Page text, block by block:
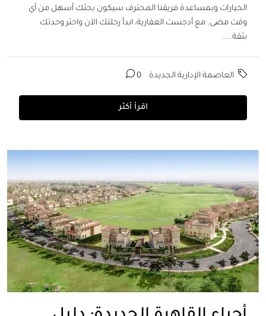
الخيارات وبمساعدة فريقنا المحترف سيكون بحثك أسهل من أي
وقت مضى. مع أدجست العقارية، ابدأ رحلتك الآن واختر وحدتك
بثقة....
العاصمة الإدارية الجديدة 0
اقرأ أكثر